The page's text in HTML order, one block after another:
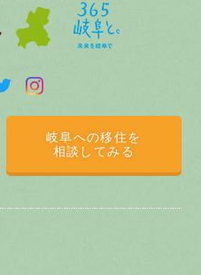
岐阜への移住を
相談してみる